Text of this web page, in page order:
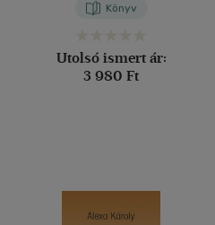
Könyv
Utolsó ismert ár:
3 980 Ft